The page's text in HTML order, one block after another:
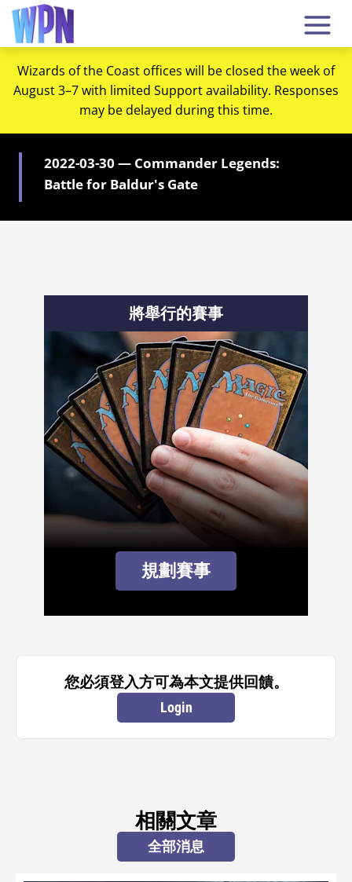
Wizards of the Coast offices will be closed the week of
August 3–7 with limited Support availability. Responses
may be delayed during this time.
2022-03-30 — Commander Legends:
Battle for Baldur's Gate
將舉行的賽事
規劃賽事
您必須登入方可為本文提供回饋。
Login
相關文章
全部消息